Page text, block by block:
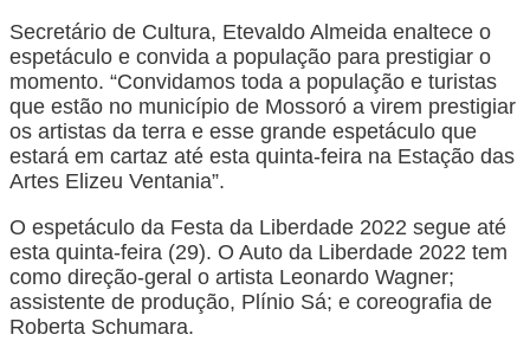
Secretário de Cultura, Etevaldo Almeida enaltece o
espetáculo e convida a população para prestigiar o
momento. “Convidamos toda a população e turistas
que estão no município de Mossoró a virem prestigiar
os artistas da terra e esse grande espetáculo que
estará em cartaz até esta quinta-feira na Estação das
Artes Elizeu Ventania”.
O espetáculo da Festa da Liberdade 2022 segue até
esta quinta-feira (29). O Auto da Liberdade 2022 tem
como direção-geral o artista Leonardo Wagner;
assistente de produção, Plínio Sá; e coreografia de
Roberta Schumara.